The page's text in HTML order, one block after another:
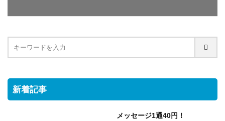
新着記事
メッセージ1通40円！